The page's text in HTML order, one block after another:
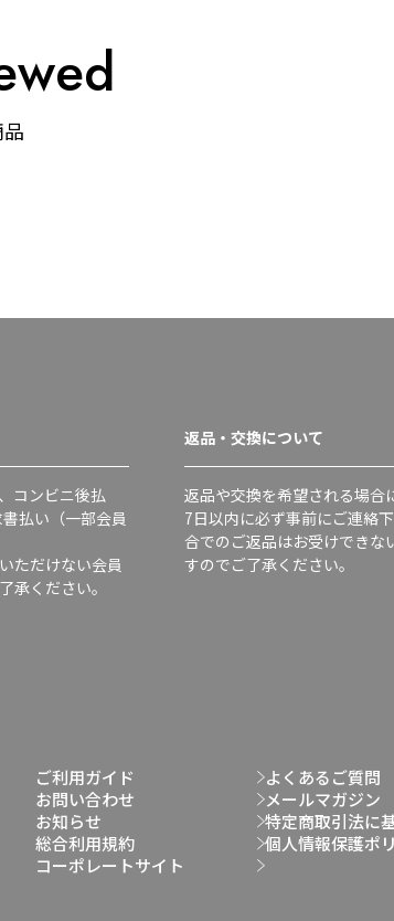
コンビニ後払
払い（一部会員
ただけない会員
承ください。
返品・交換について
返品や交換を希望される場合
7日以内に必ず事前にご連絡
合でのご返品はお受けできな
すのでご了承ください。
ご利用ガイド
よくあるご質問
お問い合わせ
メールマガジン
お知らせ
特定商取引法に
総合利用規約
個人情報保護ポ
コーポレートサイト